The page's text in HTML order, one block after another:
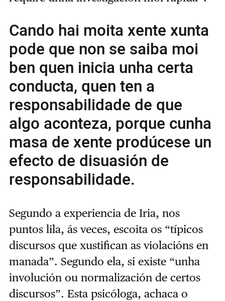
Cando hai moita xente xunta
pode que non se saiba moi
ben quen inicia unha certa
conducta, quen ten a
responsabilidade de que
algo aconteza, porque cunha
masa de xente prodúcese un
efecto de disuasión de
responsabilidade.
Segundo a experiencia de Iria, nos
puntos lila, ás veces, escoita os “típicos
discursos que xustifican as violacións en
manada”. Segundo ela, si existe “unha
involución ou normalización de certos
discursos”. Esta psicóloga, achaca o